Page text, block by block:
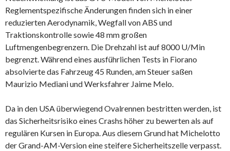
Reglementspezifische Änderungen finden sich in einer
reduzierten Aerodynamik, Wegfall von ABS und
Traktionskontrolle sowie 48 mm großen
Luftmengenbegrenzern. Die Drehzahl ist auf 8000 U/Min
begrenzt. Während eines ausführlichen Tests in Fiorano
absolvierte das Fahrzeug 45 Runden, am Steuer saßen
Maurizio Mediani und Werksfahrer Jaime Melo.
Da in den USA überwiegend Ovalrennen bestritten werden, ist
das Sicherheitsrisiko eines Crashs höher zu bewerten als auf
regulären Kursen in Europa. Aus diesem Grund hat Michelotto
der Grand-AM-Version eine steifere Sicherheitszelle verpasst.